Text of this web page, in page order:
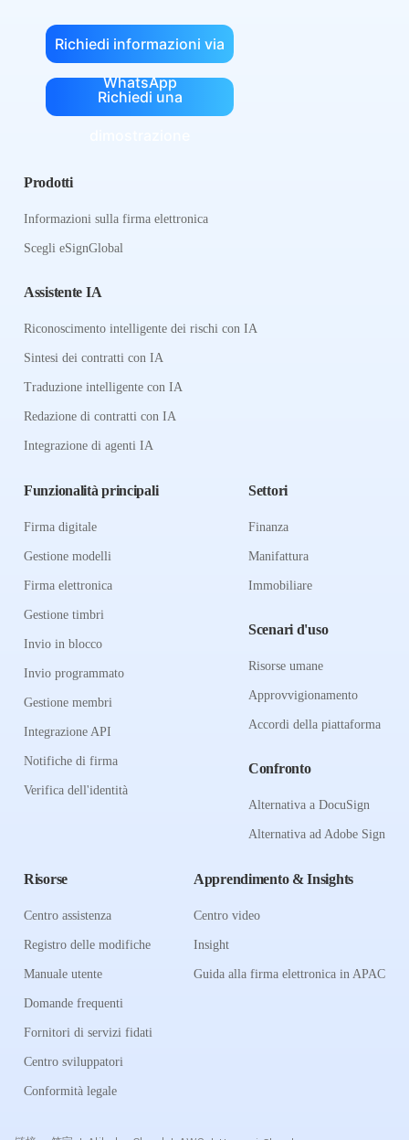
Richiedi informazioni via
WhatsApp
Richiedi una
Prodotti
Informazioni sulla firma elettronica
Scegli eSignGlobal
Assistente IA
Riconoscimento intelligente dei rischi con IA
Sintesi dei contratti con IA
Traduzione intelligente con IA
Redazione di contratti con IA
Integrazione di agenti IA
Funzionalità principali
Firma digitale
Gestione modelli
Firma elettronica
Gestione timbri
Invio in blocco
Invio programmato
Gestione membri
Integrazione API
Notifiche di firma
Verifica dell'identità
Settori
Finanza
Manifattura
Immobiliare
Scenari d'uso
Risorse umane
Approvvigionamento
Accordi della piattaforma
Confronto
Alternativa a DocuSign
Alternativa ad Adobe Sign
Risorse
Centro assistenza
Registro delle modifiche
Manuale utente
Domande frequenti
Fornitori di servizi fidati
Centro sviluppatori
Conformità legale
Apprendimento & Insights
Centro video
Insight
Guida alla firma elettronica in APAC